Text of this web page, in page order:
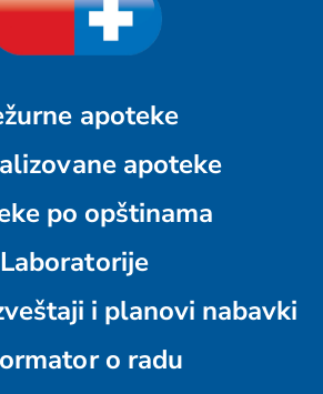
apoteke
apoteke
po opštinama
Laboratorije
i planovi nabavki
o radu